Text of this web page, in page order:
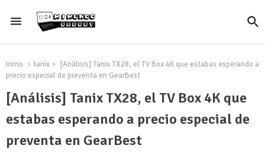
Inicio tanix
[Análisis] Tanix TX28, el TV Box 4K que estabas esperando a
precio especial de preventa en GearBest
[Análisis] Tanix TX28, el TV Box 4K que
estabas esperando a precio especial de
preventa en GearBest